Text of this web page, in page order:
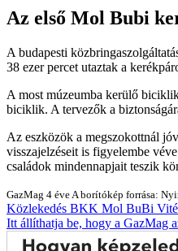
Az első Mol Bubi
A budapesti
38 ezer percet utaztak a
A most múzeumba kerülő
biciklik. A tervezők a
Az eszközök a megszokottnál
visszajelzéseit is figyelembe
családok mindennapjait teszik
GazMag 4 éve A borítókép forrása:
Közlekedés BKK Mol BuBi
Itt állíthatja be, hogy a GazMag